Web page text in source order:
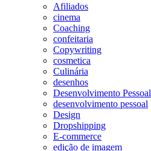
Afiliados
cinema
Coaching
confeitaria
Copywriting
cosmetica
Culinária
desenhos
Desenvolvimento Pessoal
desenvolvimento pessoal
Design
Dropshipping
E-commerce
edição de imagem